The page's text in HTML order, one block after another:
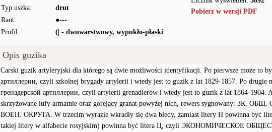
Typ uszka:
drut
Rant:
●---
Profil:
(| - dwuwarstwowy, wypukło-płaski
Pobierz w wersji PDF
Opis guzika
Carski guzik artyleryjski dla którego są dwie możliwości identyfikacji. Po pierwsze może to
артиллерии, czyli szkolnej brygady artylerii i wtedy jest to guzik z lat 1829-1857. Po drugie
гренадерской артиллерии, czyli artylerii grenadierów i wtedy jest to guzik z lat 1864-1904.
skrzyżowane lufy armatnie oraz gorejący granat powyżej nich, rewers sygnowany: ЗК.
ВОЕН. ОКРУГА. W trzecim wyrazie wkradły się dwa błędy, zamiast litery Н powinna być
takiej litery w alfabecie rosyjskim) powinna być litera Ц, czyli ЭКОНОМИЧЕСКОЕ